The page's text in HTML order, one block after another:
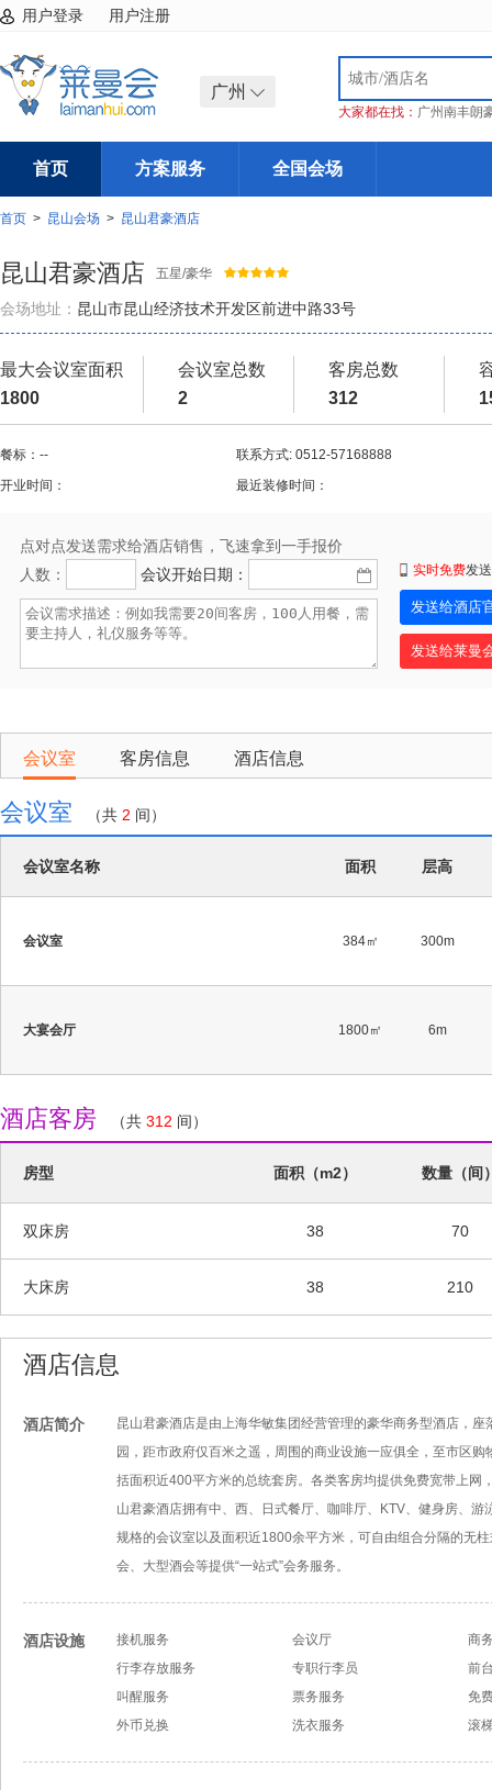
用户登录 用户注册
广州
大家都在找： 广州南丰朗
首页 方案服务 全国会场
首页 > 昆山会场 > 昆山君豪酒店
昆山君豪酒店 五星/豪华
会场地址： 昆山市昆山经济技术开发区前进中路33号
最大会议室面积
1800
会议室总数
2
客房总数
312
餐标：--
联系方式: 0512-57168888
开业时间：
最近装修时间：
点对点发送需求给酒店销售，飞速拿到一手报价
人数：
会议开始日期： 实时免费发
会议室 客房信息 酒店信息
会议室 （共 2 间）
会议室名称 面积 层高
会议室 384㎡ 300m
大宴会厅 1800㎡ 6m
酒店客房 （共 312 间）
房型 面积（m2） 数量（间
双床房 38 70
大床房 38 210
酒店信息
酒店简介
昆山君豪酒店是由上海华敏集团经营管理的豪华商务型酒店，
园，距市政府仅百米之遥，周围的商业设施一应俱全，至市区
括面积近400平方米的总统套房。各类客房均提供免费宽带上
山君豪酒店拥有中、西、日式餐厅、咖啡厅、KTV、健身房、
规格的会议室以及面积近1800余平方米，可自由组合分隔的无
会、大型酒会等提供“一站式”会务服务。
酒店设施 接机服务 会议厅
商
行李存放服务
专职行李员
前
叫醒服务
票务服务
免
外币兑换
洗衣服务 滚